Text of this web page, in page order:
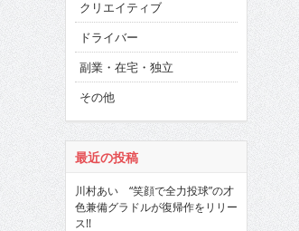
クリエイティブ
ドライバー
副業・在宅・独立
その他
最近の投稿
川村あい “笑顔で全力投球”の才
色兼備グラドルが復帰作をリリー
ス!!